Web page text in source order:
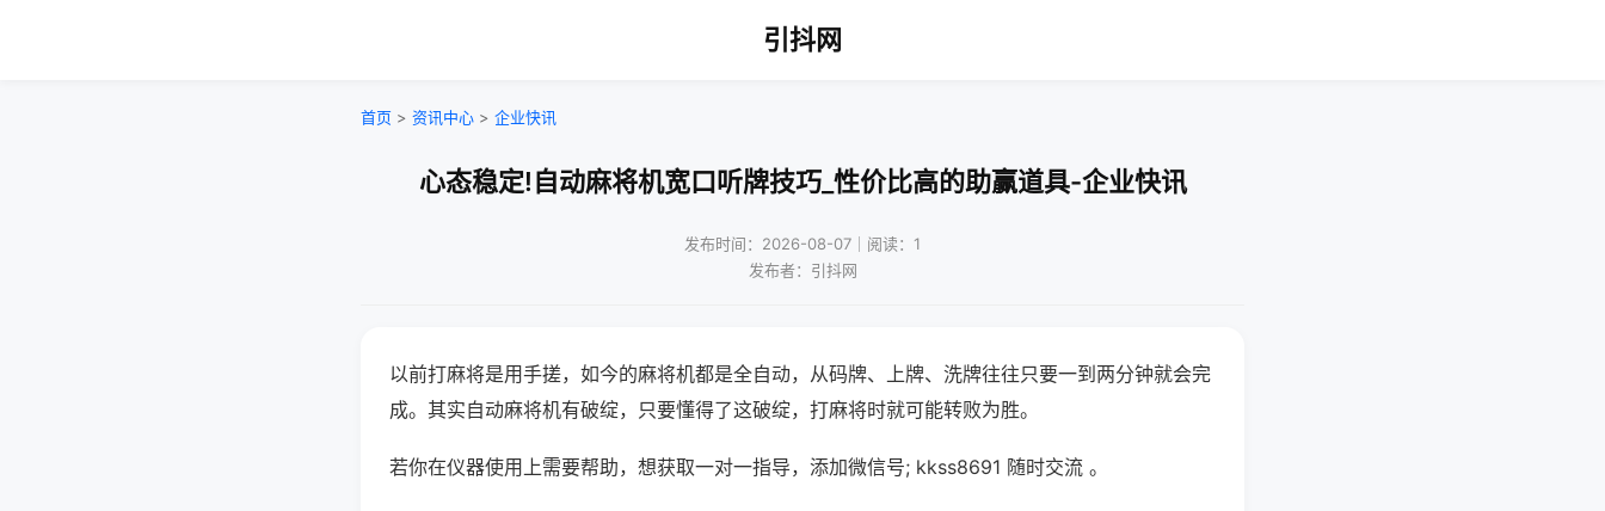
引抖网
首页 > 资讯中心 > 企业快讯
心态稳定!自动麻将机宽口听牌技巧_性价比高的助赢道具-企业快讯
发布时间：2026-08-07｜阅读：1
发布者：引抖网
以前打麻将是用手搓，如今的麻将机都是全自动，从码牌、上牌、洗牌往往只要一到两分钟就会完
成。其实自动麻将机有破绽，只要懂得了这破绽，打麻将时就可能转败为胜。
若你在仪器使用上需要帮助，想获取一对一指导，添加微信号; kkss8691 随时交流 。